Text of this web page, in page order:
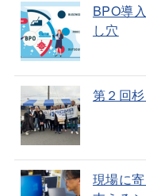
BPO導
し穴
第２回
現場に